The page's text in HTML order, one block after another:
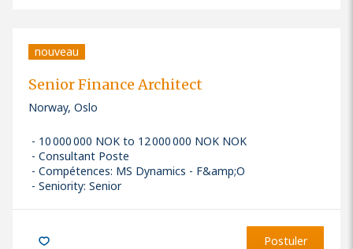
nouveau
Senior Finance Architect
Norway, Oslo
10 000 000 NOK to 12 000 000 NOK NOK
Consultant Poste
Compétences: MS Dynamics - F&amp;O
Seniority: Senior
Postuler